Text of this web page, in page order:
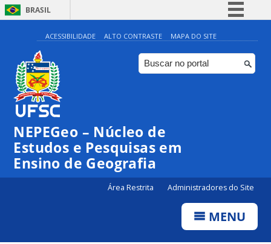
BRASIL
Simplifique!
Comunica BR
Participe
ACESSIBILIDADE ALTO CONTRASTE MAPA DO SITE
NEPEGeo – Núcleo de
Estudos e Pesquisas em
Ensino de Geografia
Área Restrita Administradores do Site
MENU